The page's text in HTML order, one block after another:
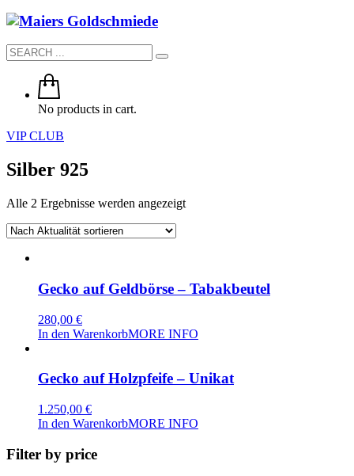
No products in cart.
VIP CLUB
Silber 925
Alle 2 Ergebnisse werden angezeigtNach
Gecko auf Geldbörse – Tabakbeutel
280,00 €
In den WarenkorbMORE INFO
Gecko auf Holzpfeife – Unikat
1.250,00 €
In den WarenkorbMORE INFO
Filter by price